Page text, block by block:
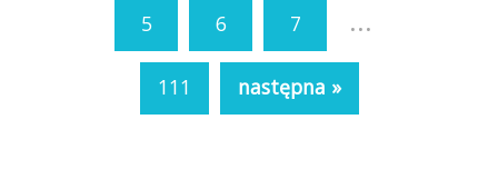
5 6 7 ...
111 następna »